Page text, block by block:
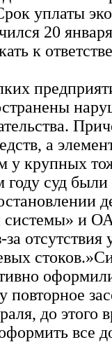
уплаты
20
к
а
у крупных
суд
системы» и
отсутствия
повторное
до этого
все